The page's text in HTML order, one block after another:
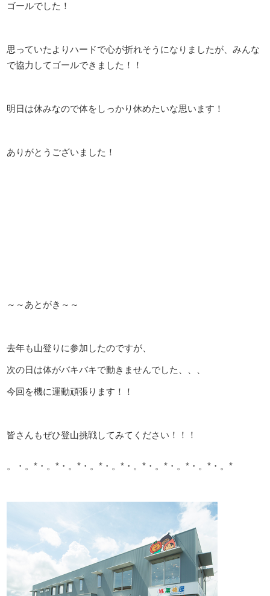
ゴールでした！
思っていたよりハードで心が折れそうになりましたが、みんな
で協力してゴールできました！！
明日は休みなので体をしっかり休めたいな思います！
ありがとうございました！
～～あとがき～～
去年も山登りに参加したのですが、
次の日は体がバキバキで動きませんでした、、、
今回を機に運動頑張ります！！
皆さんもぜひ登山挑戦してみてください！！！
。・。*・。*・。*・。*・。*・。*・。*・。*・。*・。*